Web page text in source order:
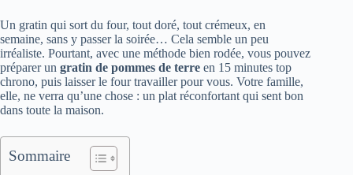
Un gratin qui sort du four, tout doré, tout crémeux, en
semaine, sans y passer la soirée… Cela semble un peu
irréaliste. Pourtant, avec une méthode bien rodée, vous pouvez
préparer un gratin de pommes de terre en 15 minutes top
chrono, puis laisser le four travailler pour vous. Votre famille,
elle, ne verra qu’une chose : un plat réconfortant qui sent bon
dans toute la maison.
Sommaire